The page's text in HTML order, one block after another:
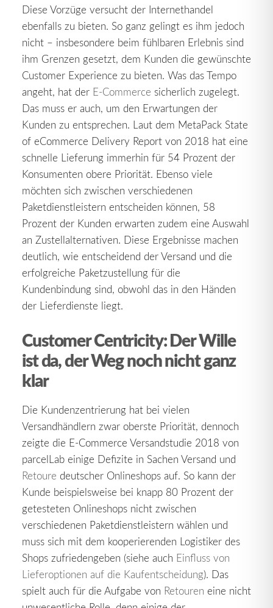
Diese Vorzüge versucht der Internethandel
ebenfalls zu bieten. So ganz gelingt es ihm jedoch
nicht – insbesondere beim fühlbaren Erlebnis sind
ihm Grenzen gesetzt, dem Kunden die gewünschte
Customer Experience zu bieten. Was das Tempo
angeht, hat der E-Commerce sicherlich zugelegt.
Das muss er auch, um den Erwartungen der
Kunden zu entsprechen. Laut dem MetaPack State
of eCommerce Delivery Report von 2018 hat eine
schnelle Lieferung immerhin für 54 Prozent der
Konsumenten obere Priorität. Ebenso viele
möchten sich zwischen verschiedenen
Paketdienstleistern entscheiden können, 58
Prozent der Kunden erwarten zudem eine Auswahl
an Zustellalternativen. Diese Ergebnisse machen
deutlich, wie entscheidend der Versand und die
erfolgreiche Paketzustellung für die
Kundenbindung sind, obwohl das in den Händen
der Lieferdienste liegt.
Customer Centricity: Der Wille
ist da, der Weg noch nicht ganz
klar
Die Kundenzentrierung hat bei vielen
Versandhändlern zwar oberste Priorität, dennoch
zeigte die E-Commerce Versandstudie 2018 von
parcelLab einige Defizite in Sachen Versand und
Retoure deutscher Onlineshops auf. So kann der
Kunde beispielsweise bei knapp 80 Prozent der
getesteten Onlineshops nicht zwischen
verschiedenen Paketdienstleistern wählen und
muss sich mit dem kooperierenden Logistiker des
Shops zufriedengeben (siehe auch Einfluss von
Lieferoptionen auf die Kaufentscheidung). Das
spielt auch für die Aufgabe von Retouren eine nicht